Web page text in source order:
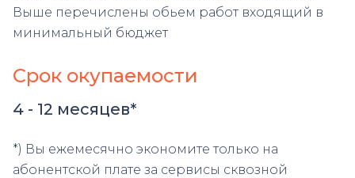
Выше перечислены обьем работ входящий в
минимальный бюджет
Срок окупаемости
4 - 12 месяцев*
*) Вы ежемесячно экономите только на
абонентской плате за сервисы сквозной